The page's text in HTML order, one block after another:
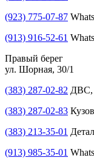
(923) 775-07-87
(913) 916-52-61
Правый берег
ул. Шорная, 30/1
(383) 287-02-82
(383) 287-02-83
(383) 213-35-01
(913) 985-35-01